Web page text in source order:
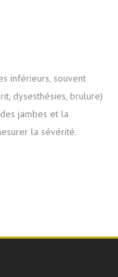
inférieurs, souvent
dysesthésies, brulure)
jambes et la
la sévérité.